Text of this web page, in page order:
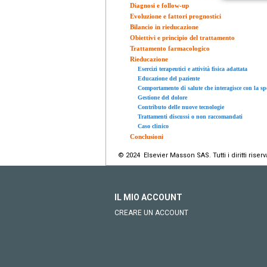
Diagnosi e follow-up
Evoluzione e fattori prognostici
Bilancio in rieducazione
Obiettivi e principio del trattamento
Trattamento farmacologico
Rieducazione
Esercizi terapeutici e attività fisica adattata
Educazione del paziente
Comportamento di salute che interagisce con la
Gestione del dolore
Contributo delle nuove tecnologie
Trattamenti discussi o non raccomandati
Caso clinico
Conclusioni
© 2024 Elsevier Masson SAS. Tutti i diritti
IL MIO ACCOUNT
CREARE UN ACCOUNT